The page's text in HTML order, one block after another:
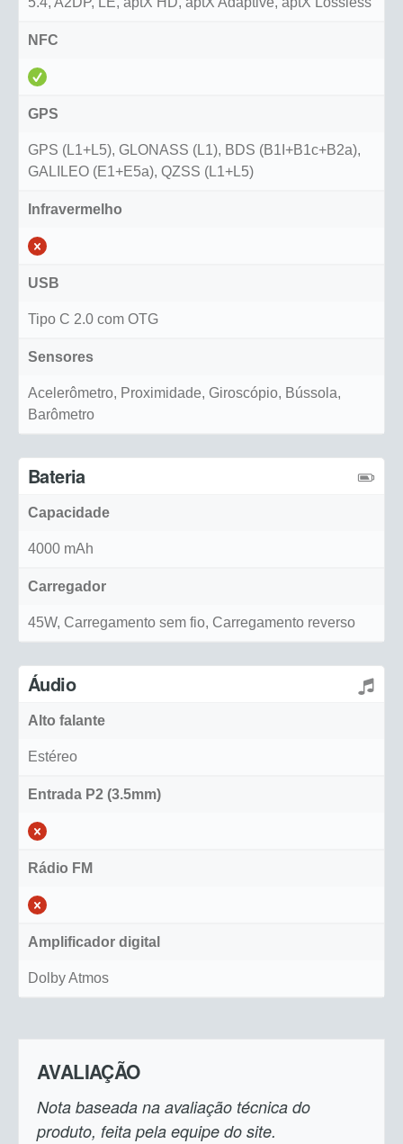
NFC
GPS
GPS (L1+L5), GLONASS (L1), BDS (B1I+B1c+B2a),
GALILEO (E1+E5a), QZSS (L1+L5)
Infravermelho
USB
Tipo C 2.0 com OTG
Sensores
Acelerômetro, Proximidade, Giroscópio, Bússola,
Barômetro
Bateria
Capacidade
4000 mAh
Carregador
45W, Carregamento sem fio, Carregamento reverso
Áudio
Alto falante
Estéreo
Entrada P2 (3.5mm)
Rádio FM
Amplificador digital
Dolby Atmos
AVALIAÇÃO
Nota baseada na avaliação técnica do
produto, feita pela equipe do site.